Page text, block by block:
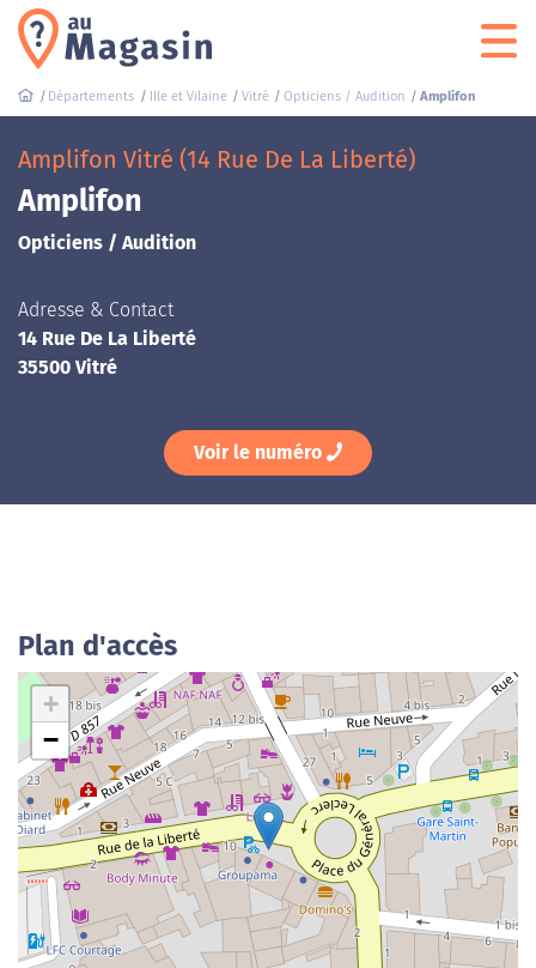
Départements Ille et Vilaine Vitré Opticiens / Audition Amplifon
Amplifon Vitré (14 Rue De La Liberté)
Amplifon
Opticiens / Audition
Adresse & Contact
14 Rue De La Liberté
35500 Vitré
Voir le numéro
Plan d'accès
+
−